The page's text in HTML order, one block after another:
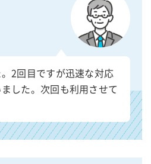
2回目ですが迅速な対応
した。次回も利用させて